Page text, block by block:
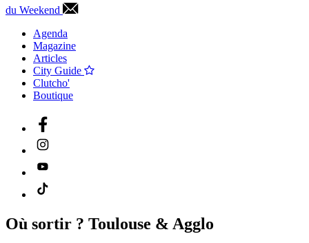
du Weekend
Agenda
Magazine
Articles
City Guide
Clutcho'
Boutique
Où sortir ? Toulouse & Agglo